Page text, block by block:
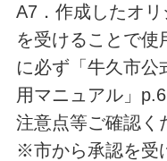
A7．作成したオ
を受けることで使
に必ず「牛久市公
用マニュアル」
注意点等ご確認く
※市から承認を受